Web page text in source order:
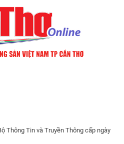
Thông Tin và Truyền Thông cấp ngày